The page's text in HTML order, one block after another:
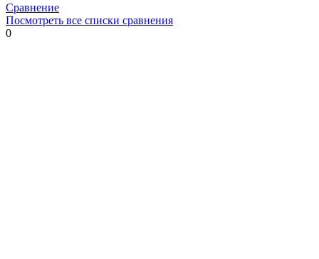
Сравнение
Посмотреть все списки сравнения
0